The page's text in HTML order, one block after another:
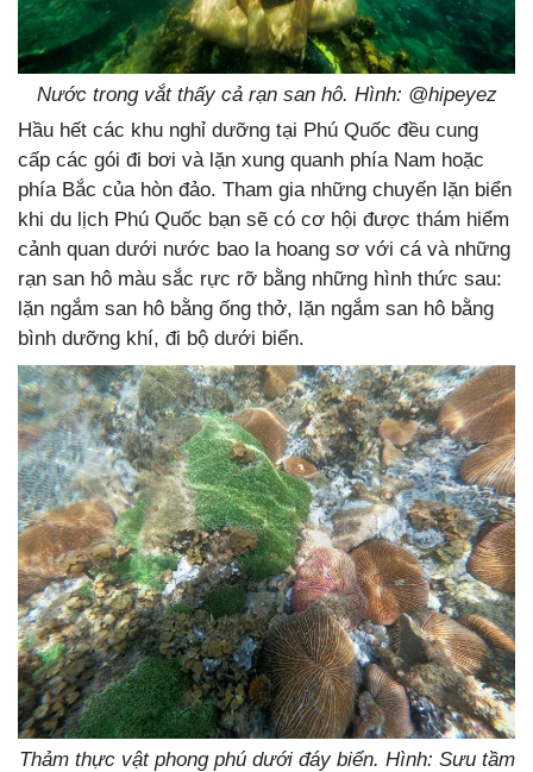
Nước trong vắt thấy cả rạn san hô. Hình: @hipeyez
Hầu hết các khu nghỉ dưỡng tại Phú Quốc đều cung
cấp các gói đi bơi và lặn xung quanh phía Nam hoặc
phía Bắc của hòn đảo. Tham gia những chuyến lặn biển
khi du lịch Phú Quốc bạn sẽ có cơ hội được thám hiểm
cảnh quan dưới nước bao la hoang sơ với cá và những
rạn san hô màu sắc rực rỡ bằng những hình thức sau:
lặn ngắm san hô bằng ống thở, lặn ngắm san hô bằng
bình dưỡng khí, đi bộ dưới biển.
Thảm thực vật phong phú dưới đáy biển. Hình: Sưu tầm